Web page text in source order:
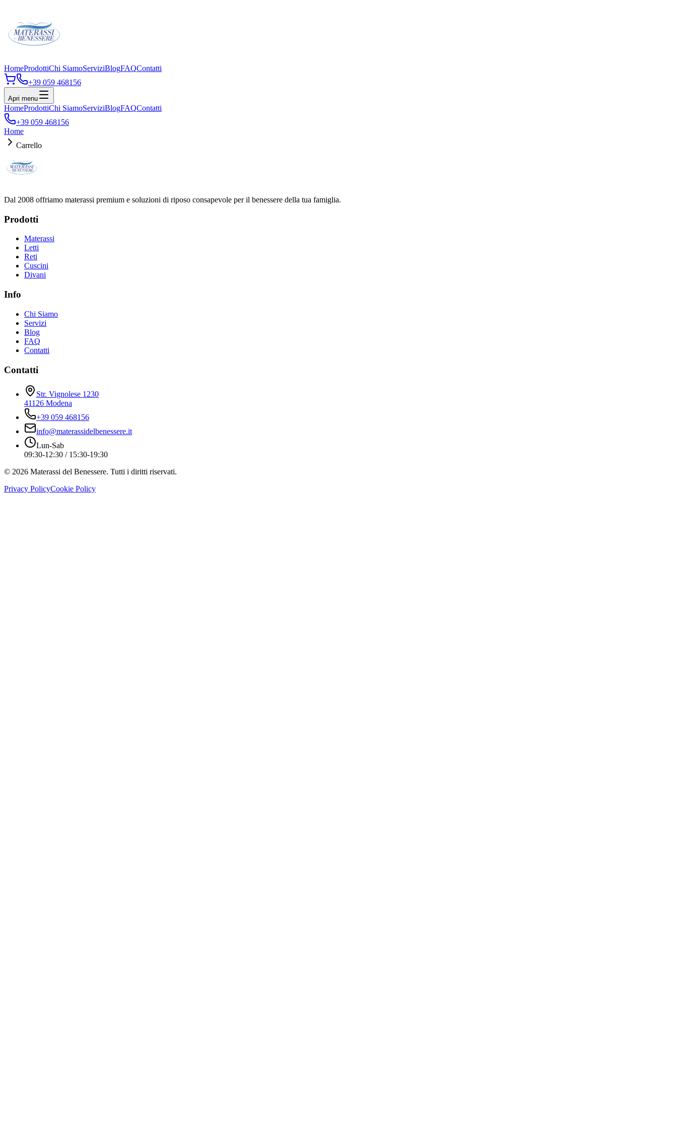
HomeProdottiChi SiamoServiziBlogFAQContatti
+39 059 468156
Apri menu
HomeProdottiChi SiamoServiziBlogFAQContatti
+39 059 468156
Home
Carrello
Dal 2008 offriamo materassi premium e soluzioni di riposo consapevole per il benessere della tua famiglia.
Prodotti
Materassi
Letti
Reti
Cuscini
Divani
Info
Chi Siamo
Servizi
Blog
FAQ
Contatti
Contatti
Str. Vignolese 1230
41126 Modena
+39 059 468156
info@materassidelbenessere.it
Lun-Sab
09:30-12:30 / 15:30-19:30
© 2026 Materassi del Benessere. Tutti i diritti riservati.
Privacy PolicyCookie Policy